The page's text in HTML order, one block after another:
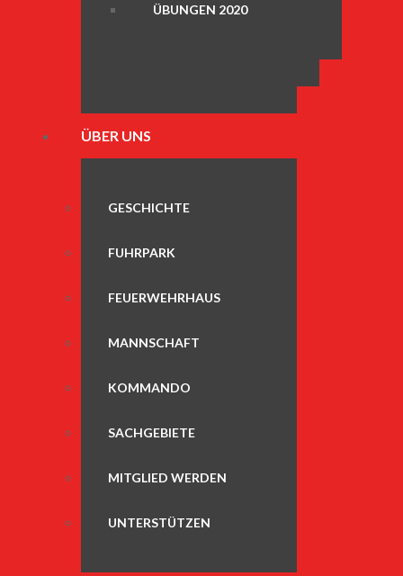
ÜBUNGEN 2020
ÜBER UNS
GESCHICHTE
FUHRPARK
FEUERWEHRHAUS
MANNSCHAFT
KOMMANDO
SACHGEBIETE
MITGLIED WERDEN
UNTERSTÜTZEN